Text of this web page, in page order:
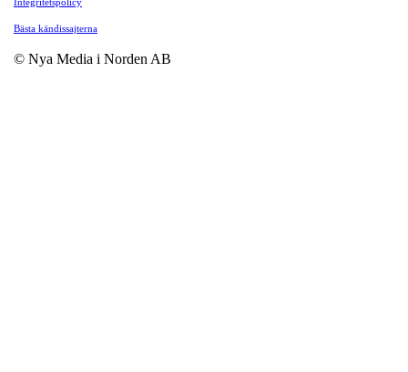
Bästa kändissajterna
© Nya Media i Norden AB